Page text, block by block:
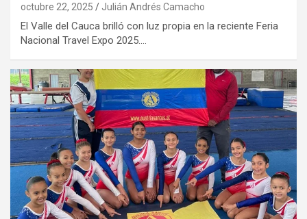
octubre 22, 2025 Julián Andrés Camacho
El Valle del Cauca brilló con luz propia en la reciente Feria
Nacional Travel Expo 2025.…